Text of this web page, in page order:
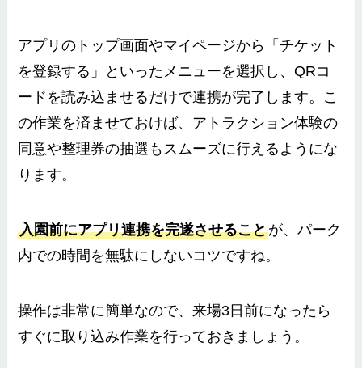
アプリのトップ画面やマイページから「チケット
を登録する」といったメニューを選択し、QRコ
ードを読み込ませるだけで連携が完了します。こ
の作業を済ませておけば、アトラクション体験の
同意や整理券の抽選もスムーズに行えるようにな
ります。
入園前にアプリ連携を完遂させることが、パーク
内での時間を無駄にしないコツですね。
操作は非常に簡単なので、来場3日前になったら
すぐに取り込み作業を行っておきましょう。